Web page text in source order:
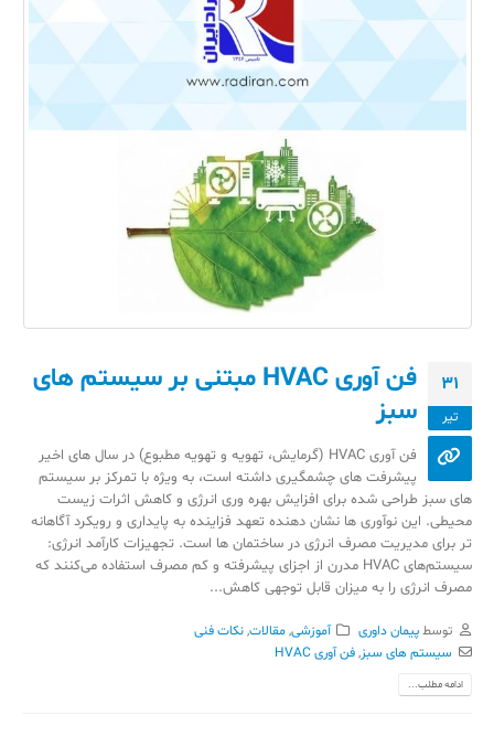
31
تیر
فن آوری HVAC مبتنی بر سیستم های
سبز
فن آوری HVAC (گرمایش، تهویه و تهویه مطبوع) در سال های اخیر
پیشرفت های چشمگیری داشته است، به ویژه با تمرکز بر سیستم
های سبز طراحی شده برای افزایش بهره وری انرژی و کاهش اثرات زیست
محیطی. این نوآوری ها نشان دهنده تعهد فزاینده به پایداری و رویکرد آگاهانه
تر برای مدیریت مصرف انرژی در ساختمان ها است. تجهیزات کارآمد انرژی:
سیستم‌های HVAC مدرن از اجزای پیشرفته و کم مصرف استفاده می‌کنند که
مصرف انرژی را به میزان قابل توجهی کاهش...
توسطپیمان داوری آموزشی,مقالات,نکات فنی
سیستم های سبز,فن آوری HVAC
ادامه مطلب...